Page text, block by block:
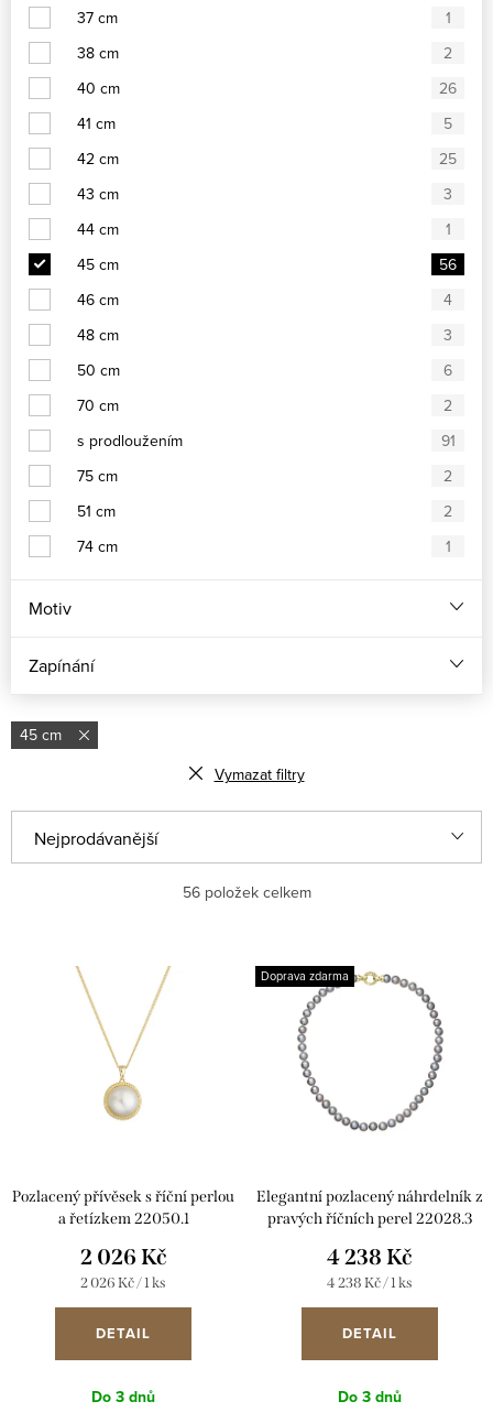
37 cm
1
38 cm
2
40 cm
26
41 cm
5
42 cm
25
43 cm
3
44 cm
1
45 cm
56
46 cm
4
48 cm
3
50 cm
6
70 cm
2
s prodloužením
91
75 cm
2
51 cm
2
74 cm
1
Motiv
Zapínání
45 cm
Vymazat filtry
a
u
Nejprodávanější
Abecedně
56položek celkem
o
Pozlacený přívěsek s říční perlou
a řetízkem 22050.1
2 026 Kč
Měrná
cena:
2 026 Kč / 1 ks
DETAIL
Do 3 dnů
Doprava zdarma
Elegantní pozlacený náhrdelník z
pravých říčních perel 22028.3
4 238 Kč
Měrná
cena:
4 238 Kč / 1 ks
DETAIL
Do 3 dnů